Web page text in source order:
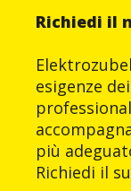
Richiedi il
esigenze
più
Richiedi il